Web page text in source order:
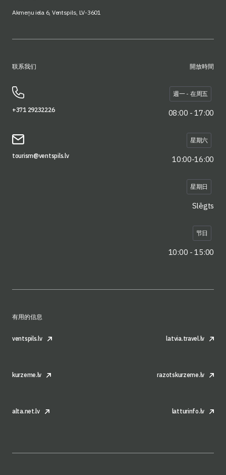
Akmeņu iela 6, Ventspils, LV-3601
联系我们
+371 29232226
tourism@ventspils.lv
開放時間
週一 - 在周五
08:00 - 17:00
星期六
10:00-16:00
星期日
Slēgts
节日
10:00 - 15:00
有用的信息
ventspils.lv latvia.travel.lv
kurzeme.lv razotskurzeme.lv
alta.net.lv latturinfo.lv